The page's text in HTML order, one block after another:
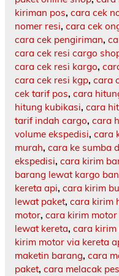
kiriman pos, cara cek
nomer resi, cara cek
cara cek pengiriman,
cara cek resi cargo
cara cek resi kargo,
cara cek resi kgp, cara
cek tarif pos, cara
hitung kubikasi, cara
tarif indah cargo, cara
volume ekspedisi, cara
murah, cara ke sumba
ekspedisi, cara kirim
barang lewat kargo
kereta api, cara kirim
lewat paket, cara kirim
motor, cara kirim
lewat kereta, cara kirim
kirim motor via kereta
maketin barang, cara
paket, cara melacak